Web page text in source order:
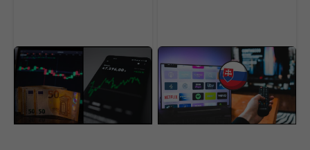
Bitcoin čaká zlomový
moment. Vieme, ako na
ňom môžeš poriadne
zarobiť
Slováci zabúdajú na
kľúčový parameter.
Takto si vyberieš
najlepšiu TV (+TOP 5
modelov)